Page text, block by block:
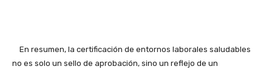
En resumen, la certificación de entornos laborales saludables
no es solo un sello de aprobación, sino un reflejo de un